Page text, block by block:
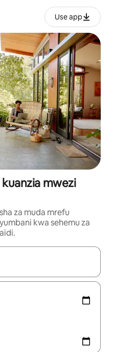
Use app
mwezi
za muda mrefu
kwa sehemu za
vinjari kwa kutumia vitufe vya